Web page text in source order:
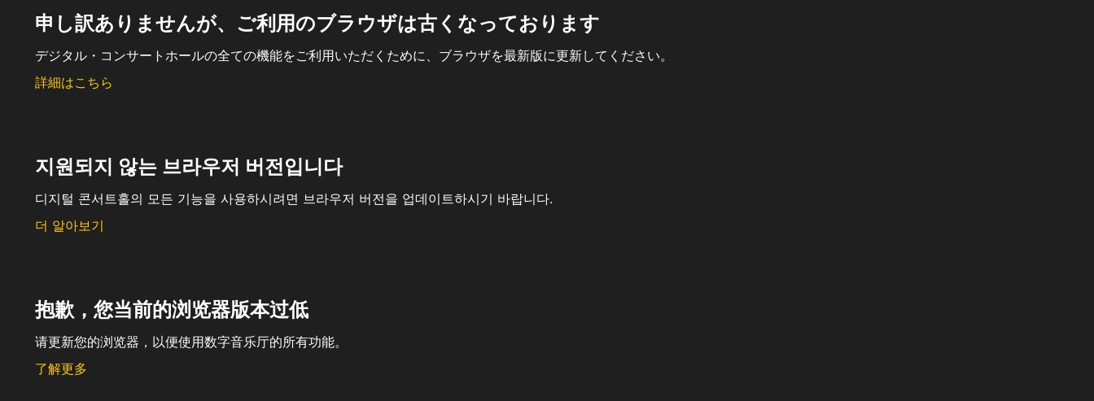
申し訳ありませんが、ご利用のブラウザは古くなっております
デジタル・コンサートホールの全ての機能をご利用いただくために、ブラウザを最新版に更新してください。
詳細はこちら
지원되지 않는 브라우저 버전입니다
디지털 콘서트홀의 모든 기능을 사용하시려면 브라우저 버전을 업데이트하시기 바랍니다.
더 알아보기
抱歉，您当前的浏览器版本过低
请更新您的浏览器，以便使用数字音乐厅的所有功能。
了解更多